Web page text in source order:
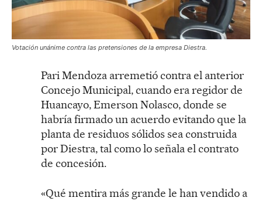
Votación unánime contra las pretensiones de la empresa Diestra.
Pari Mendoza arremetió contra el anterior
Concejo Municipal, cuando era regidor de
Huancayo, Emerson Nolasco, donde se
habría firmado un acuerdo evitando que la
planta de residuos sólidos sea construida
por Diestra, tal como lo señala el contrato
de concesión.
«Qué mentira más grande le han vendido a